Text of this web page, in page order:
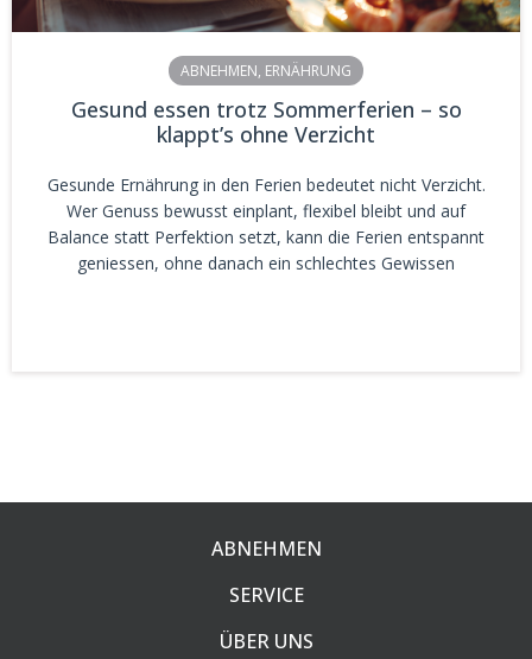
ABNEHMEN, ERNÄHRUNG
Gesund essen trotz Sommerferien – so
klappt’s ohne Verzicht
Gesunde Ernährung in den Ferien bedeutet nicht Verzicht.
Wer Genuss bewusst einplant, flexibel bleibt und auf
Balance statt Perfektion setzt, kann die Ferien entspannt
geniessen, ohne danach ein schlechtes Gewissen
ABNEHMEN
SERVICE
ÜBER UNS